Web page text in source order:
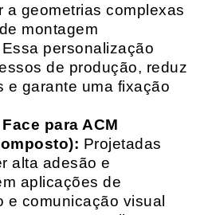
a geometrias complexas
montagem
personalização
de produção, reduz
e garante uma fixação
para ACM
Projetadas
alta adesão e
aplicações de
e comunicação visual